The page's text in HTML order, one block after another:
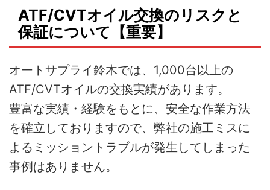
ATF/CVTオイル交換のリスクと
保証について【重要】
オートサプライ鈴木では、1,000台以上の
ATF/CVTオイルの交換実績があります。
豊富な実績・経験をもとに、安全な作業方法
を確立しておりますので、弊社の施工ミスに
よるミッショントラブルが発生してしまった
事例はありません。